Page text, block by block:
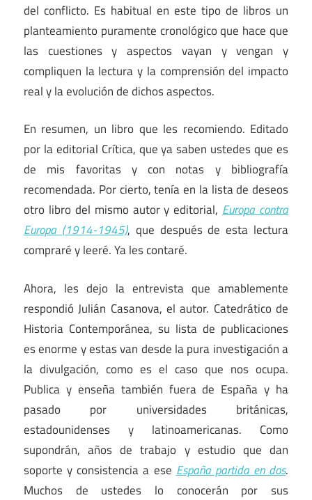
del conflicto. Es habitual en este tipo de libros un
planteamiento puramente cronológico que hace que
las cuestiones y aspectos vayan y vengan y
compliquen la lectura y la comprensión del impacto
real y la evolución de dichos aspectos.
En resumen, un libro que les recomiendo. Editado
por la editorial Crítica, que ya saben ustedes que es
de mis favoritas y con notas y bibliografía
recomendada. Por cierto, tenía en la lista de deseos
otro libro del mismo autor y editorial,Europa contra
Europa (1914-1945), que después de esta lectura
compraré y leeré. Ya les contaré.
Ahora, les dejo la entrevista que amablemente
respondió Julián Casanova, el autor. Catedrático de
Historia Contemporánea, su lista de publicaciones
es enorme y estas van desde la pura investigación a
la divulgación, como es el caso que nos ocupa.
Publica y enseña también fuera de España y ha
pasado por universidades británicas,
estadounidenses y latinoamericanas. Como
supondrán, años de trabajo y estudio que dan
soporte y consistencia a ese España partida en dos.
Muchos de ustedes lo conocerán por sus